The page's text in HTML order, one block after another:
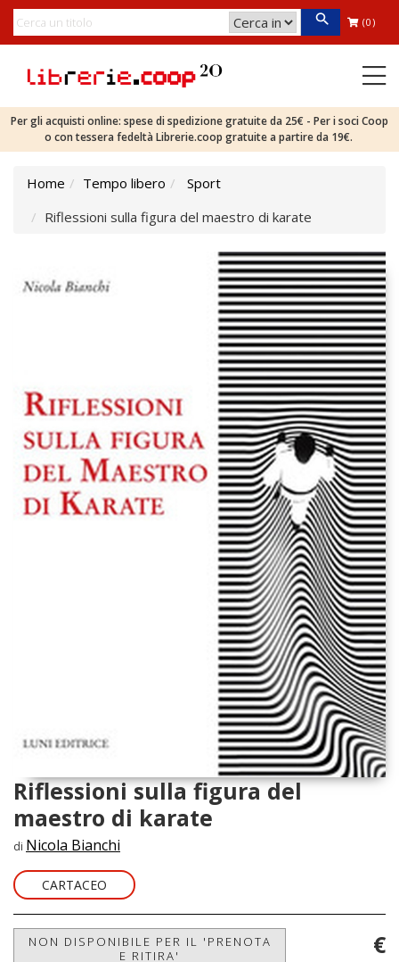
(0)
Per gli acquisti online: spese di spedizione gratuite da 25€ - Per i soci Coop
o con tessera fedeltà Librerie.coop gratuite a partire da 19€.
Home Tempo libero
Sport
Riflessioni sulla figura del maestro di karate
Riflessioni sulla figura del
maestro di karate
di Nicola Bianchi
CARTACEO
NON DISPONIBILE PER IL 'PRENOTA
E RITIRA'
€